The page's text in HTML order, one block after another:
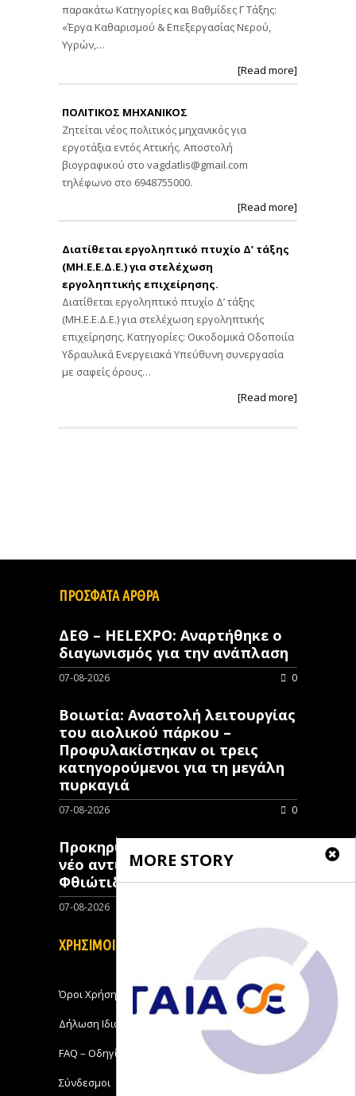
παρακάτω Κατηγορίες και Βαθμίδες Γ Τάξης:
«Έργα Καθαρισμού & Επεξεργασίας Νερού,
Υγρών,…
[Read more]
ΠΟΛΙΤΙΚΟΣ ΜΗΧΑΝΙΚΟΣ
Ζητείται νέος πολιτικός μηχανικός για
εργοτάξια εντός Αττικής. Αποστολή
βιογραφικού στο vagdatlis@gmail.com
τηλέφωνο στο 6948755000.
[Read more]
Διατίθεται εργοληπτικό πτυχίο Δ’ τάξης
(ΜΗ.Ε.Ε.Δ.Ε.) για στελέχωση
εργοληπτικής επιχείρησης.
Διατίθεται εργοληπτικό πτυχίο Δ’ τάξης
(ΜΗ.Ε.Ε.Δ.Ε.) για στελέχωση εργοληπτικής
επιχείρησης. Κατηγορίες: Οικοδομικά Οδοποιία
Υδραυλικά Ενεργειακά Υπεύθυνη συνεργασία
με σαφείς όρους…
[Read more]
MORE STORY
ΠΡΟΣΦΑΤΑ ΑΡΘΡΑ
ΔΕΘ – HELEXPO: Αναρτήθηκε ο
διαγωνισμός για την ανάπλαση
07-08-2026 0
Βοιωτία: Αναστολή λειτουργίας
του αιολικού πάρκου –
Προφυλακίστηκαν οι τρεις
κατηγορούμενοι για τη μεγάλη
πυρκαγιά
07-08-2026 0
Προκηρύχθηκε διαγωνισμός για
νέo αντιπλημμυρικό έργο στη
Φθιώτιδα
07-08-2026
ΧΡΗΣΙΜΟΙ ΣΥΝΔΕΣΜΟΙ
Όροι Χρήσης
Δήλωση Ιδιωτικότητας
FAQ – Οδηγίες Χρήσης
Σύνδεσμοι